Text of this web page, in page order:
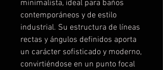
minimalista, ideal para baños
contemporáneos y de estilo
industrial. Su estructura de líneas
rectas y ángulos definidos aporta
un carácter sofisticado y moderno,
convirtiéndose en un punto focal